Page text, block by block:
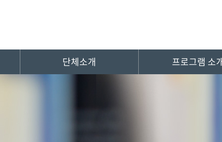
단체소개 프로그램 소